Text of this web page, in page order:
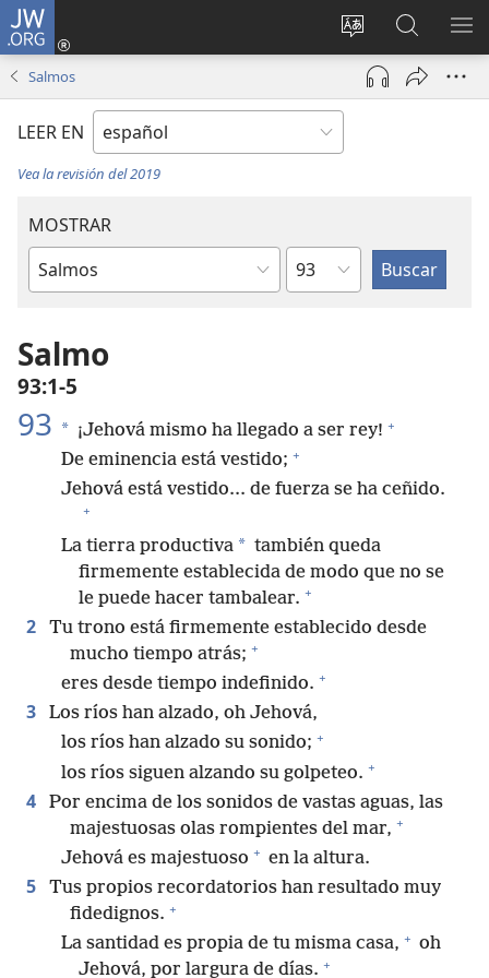
JW.ORG
Cambiar
idioma
del sitio
Iniciar
sesión
(abre
nueva
en
jw.org
Salmos
LEER EN
Vea la revisión del 2019
MOSTRAR
Libro
la
Biblia
Capítulo
Salmo
93:1-5
93 * ¡Jehová mismo ha llegado a ser rey! +
De eminencia está vestido; +
Jehová está vestido.⁠.⁠. de fuerza se ha ceñido.
+
La tierra productiva * también queda
firmemente establecida de modo que no se
le puede hacer tambalear. +
2
Tu trono está firmemente establecido desde
mucho tiempo atrás; +
eres desde tiempo indefinido. +
3
Los ríos han alzado, oh Jehová,
los ríos han alzado su sonido; +
los ríos siguen alzando su golpeteo. +
4
Por encima de los sonidos de vastas aguas, las
majestuosas olas rompientes del mar, +
Jehová es majestuoso + en la altura.
5
Tus propios recordatorios han resultado muy
fidedignos. +
La santidad es propia de tu misma casa, + oh
Jehová, por largura de días. +